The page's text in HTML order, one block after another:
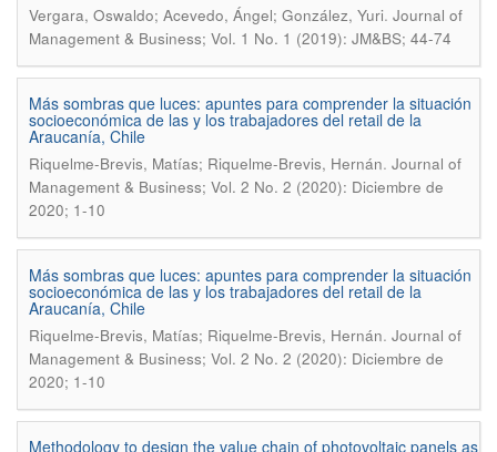
Vergara, Oswaldo; Acevedo, Ángel; González, Yuri. Journal of
Management & Business; Vol. 1 No. 1 (2019): JM&BS; 44-74
Más sombras que luces: apuntes para comprender la situación
socioeconómica de las y los trabajadores del retail de la
Araucanía, Chile
Riquelme-Brevis, Matías; Riquelme-Brevis, Hernán. Journal of
Management & Business; Vol. 2 No. 2 (2020): Diciembre de
2020; 1-10
Más sombras que luces: apuntes para comprender la situación
socioeconómica de las y los trabajadores del retail de la
Araucanía, Chile
Riquelme-Brevis, Matías; Riquelme-Brevis, Hernán. Journal of
Management & Business; Vol. 2 No. 2 (2020): Diciembre de
2020; 1-10
Methodology to design the value chain of photovoltaic panels as